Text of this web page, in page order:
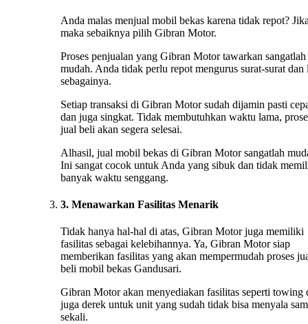
Anda malas menjual mobil bekas karena tidak repot?
maka sebaiknya pilih Gibran Motor.
Proses penjualan yang Gibran Motor tawarkan sangatlah
mudah. Anda tidak perlu repot mengurus surat-surat dan
sebagainya.
Setiap transaksi di Gibran Motor sudah dijamin pasti
dan juga singkat. Tidak membutuhkan waktu lama,
jual beli akan segera selesai.
Alhasil, jual mobil bekas di Gibran Motor sangatlah
Ini sangat cocok untuk Anda yang sibuk dan tidak
banyak waktu senggang.
3. Menawarkan Fasilitas Menarik
Tidak hanya hal-hal di atas, Gibran Motor juga memiliki
fasilitas sebagai kelebihannya. Ya, Gibran Motor siap
memberikan fasilitas yang akan mempermudah proses
beli mobil bekas Gandusari.
Gibran Motor akan menyediakan fasilitas seperti towing
juga derek untuk unit yang sudah tidak bisa menyala
sekali.